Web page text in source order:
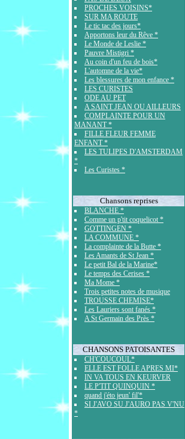
PROCHES VOISINS*
SUR MA ROUTE
Le tic tac des jours*
Apportons leur du Rêve *
Le Monde de Leslie *
Pauvre Mistigri *
Au coin d'un feu de bois*
L'automne de la vie*
Les blessures de mon enfance *
LES CURISTES
ODE AU PET
A SAINT JEAN OU AILLEURS
COMPLAINTE POUR UN
MANANT *
FILLE FLEUR FEMME
ENFANT *
LES TULIPES D'AMSTERDAM
*
Les Curistes *
Chansons reprises
BLANCHE *
Comme un p'tit coquelicot *
GOTTINGEN *
LA COMMUNE *
La complainte de la Butte *
Les Amants de St Jean *
Le petit Bal de la Marine*
Le temps des Cerises *
Ma Mome *
Trois petites notes de musique
TROUSSE CHEMISE*
Les Lauriers sont fanés *
A St Germain des Près *
CHANSONS PATOISANTES
CH'COUCOUL*
ELLE EST FOLLE APRES MI*
IN VA TOUS EN KEURVER
LE P'TIT QUINQUIN *
quand j'éto jeun' fil'*
SI J'AVO SU J'AURO PAS V'NU
*